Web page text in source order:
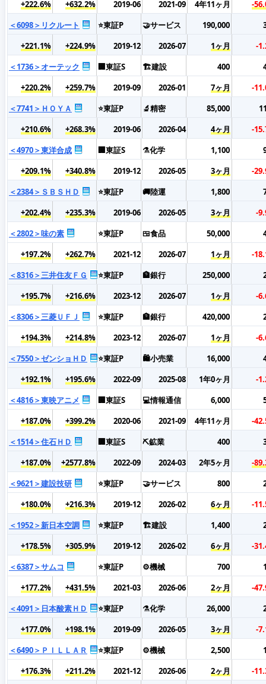
+222.6%
+632.2% 2019-06 2021-09 4年11ヶ月
-
＜6098＞リクルート
⭐東証P 🤝サービス 190,000
+221.1%
+224.9% 2019-12 2026-07 1ヶ月
-
＜1736＞オーテック
🏢東証S 🏗️建設 400
+220.2%
+259.7% 2019-09 2026-01 7ヶ月
-
＜7741＞ＨＯＹＡ
⭐東証P 🔬精密 85,000
+210.6%
+268.3% 2019-06 2026-04 4ヶ月
-
＜4970＞東洋合成
🏢東証S ⚗️化学 1,100
+209.1%
+340.8% 2019-12 2026-05 3ヶ月
-
＜2384＞ＳＢＳＨＤ
⭐東証P 🚚陸運 1,800
+202.4%
+235.3% 2019-06 2026-05 3ヶ月
-
＜2802＞味の素
⭐東証P 🍱食品 50,000
+197.2%
+262.7% 2021-12 2026-07 1ヶ月
-
＜8316＞三井住友ＦＧ
⭐東証P 🏦銀行 250,000
+195.7%
+216.6% 2023-12 2026-07 1ヶ月
-
＜8306＞三菱ＵＦＪ
⭐東証P 🏦銀行 420,000
+194.3%
+214.8% 2023-12 2026-07 1ヶ月
-
＜7550＞ゼンショＨＤ
⭐東証P 🛍️小売業 16,000
+192.1%
+195.6% 2022-09 2025-08 1年0ヶ月
-
＜4816＞東映アニメ
🏢東証S 💻情報通信 6,000
+187.0%
+399.2% 2020-06 2021-09 4年11ヶ月
-
＜1514＞住石ＨＤ
🏢東証S ⛏️鉱業 400
+187.0%
+2577.8% 2022-09 2024-03 2年5ヶ月
-
＜9621＞建設技研
⭐東証P 🤝サービス 800
+180.0%
+216.3% 2019-12 2026-02 6ヶ月
-
＜1952＞新日本空調
⭐東証P 🏗️建設 1,400
+178.5%
+305.9% 2019-12 2026-02 6ヶ月
-
＜6387＞サムコ
⭐東証P ⚙️機械 700
+177.2%
+431.5% 2021-03 2026-06 2ヶ月
-
＜4091＞日本酸素ＨＤ
⭐東証P ⚗️化学 26,000
+177.0%
+198.1% 2019-09 2026-05 3ヶ月
-
＜6490＞ＰＩＬＬＡＲ
⭐東証P ⚙️機械 2,500
+176.3%
+211.2% 2021-12 2026-06 2ヶ月 -